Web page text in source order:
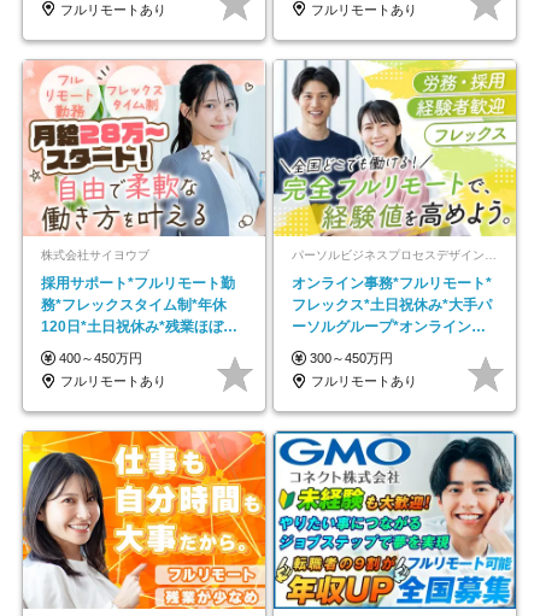
フルリモートあり
フルリモートあり
株式会社サイヨウブ
採用サポート*フルリモート勤
務*フレックスタイム制*年休
120日*土日祝休み*残業ほぼな
し*育児中社員8割以上
400～450万円
フルリモートあり
パーソルビジネスプロセスデザイン株式会社 事業開発本部
オンライン事務*フルリモート*
フレックス*土日祝休み*大手パ
ーソルグループ*オンライン面
接*30～40代活躍中
300～450万円
フルリモートあり